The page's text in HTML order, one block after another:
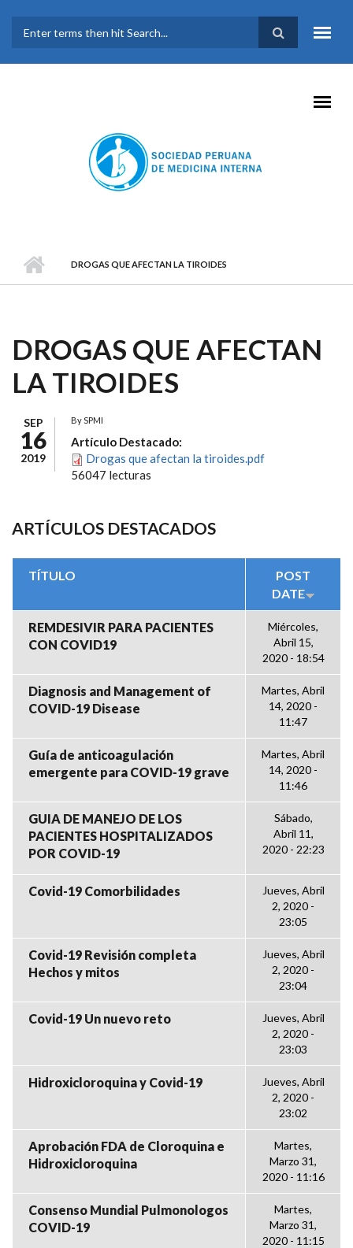
FORMULARIO DE
BÚSQUEDA
DROGAS QUE AFECTAN LA TIROIDES
DROGAS QUE AFECTAN
LA TIROIDES
SEP
16
2019
BySPMI
Artículo Destacado:
Drogas que afectan la tiroides.pdf
56047 lecturas
ARTÍCULOS DESTACADOS
TÍTULO
POST
DATE
REMDESIVIR PARA PACIENTES
CON COVID19
Miércoles,
Abril 15,
2020 - 18:54
Diagnosis and Management of
COVID-19 Disease
Martes, Abril
14, 2020 -
11:47
Guía de anticoagulación
emergente para COVID-19 grave
Martes, Abril
14, 2020 -
11:46
GUIA DE MANEJO DE LOS
PACIENTES HOSPITALIZADOS
POR COVID-19
Sábado,
Abril 11,
2020 - 22:23
Covid-19 Comorbilidades
Jueves, Abril
2, 2020 -
23:05
Covid-19 Revisión completa
Hechos y mitos
Jueves, Abril
2, 2020 -
23:04
Covid-19 Un nuevo reto
Jueves, Abril
2, 2020 -
23:03
Hidroxicloroquina y Covid-19
Jueves, Abril
2, 2020 -
23:02
Aprobación FDA de Cloroquina e
Hidroxicloroquina
Martes,
Marzo 31,
2020 - 11:16
Consenso Mundial Pulmonologos
COVID-19
Martes,
Marzo 31,
2020 - 11:15